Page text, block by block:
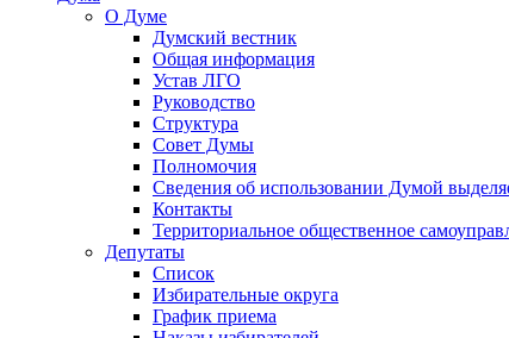
О Думе
Думский вестник
Общая информация
Устав ЛГО
Руководство
Структура
Совет Думы
Полномочия
Сведения об использовании Думой
Контакты
Территориальное общественное
Депутаты
Список
Избирательные округа
График приема